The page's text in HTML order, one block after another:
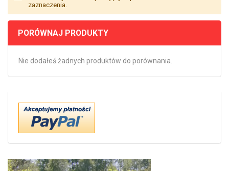
zaznaczenia.
PORÓWNAJ PRODUKTY
Nie dodałeś żadnych produktów do porównania.